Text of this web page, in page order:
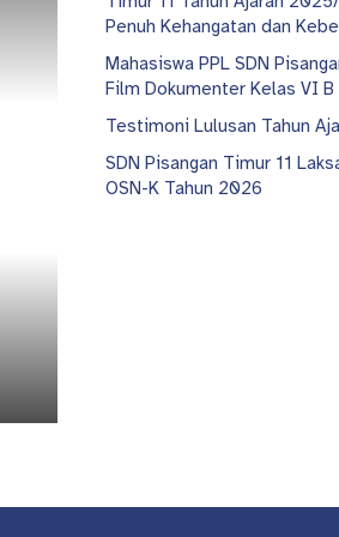
Penuh Kehangatan dan
Mahasiswa PPL SDN
Film Dokumenter Kelas VI B
Testimoni Lulusan Tahun
SDN Pisangan Timur 11
OSN-K Tahun 2026